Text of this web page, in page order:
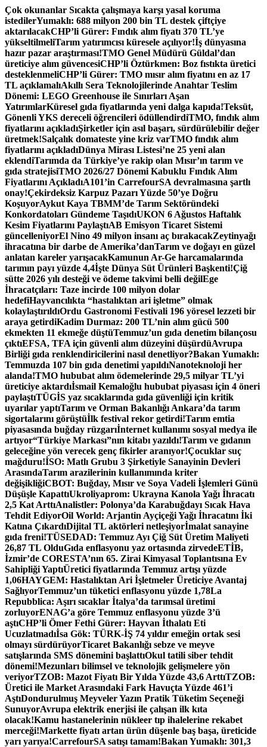
İçeriğe
atla
Çok okunanlar Sıcakta çalışmaya karşı yasal koruma
istedilerYumaklı: 688 milyon 200 bin TL destek çiftçiye
aktarılacakCHP’li Gürer: Fındık alım fiyatı 370 TL’ye
yükseltilmeliTarım yatırımcısı küresele açılıyor!İş dünyasına
hazır pazar araştırması!TMO Genel Müdürü Güldal’dan
üreticiye alım güvencesiCHP’li Öztürkmen: Boz fıstıkta üretici
desteklenmeliCHP’li Gürer: TMO mısır alım fiyatını en az 17
TL açıklamalıAkıllı Sera Teknolojilerinde Anahtar Teslim
Dönemi: LEGO Greenhouse ile Sınırları Aşan
YatırımlarKüresel gıda fiyatlarında yeni dalga kapıda!Teksüt,
Gönenli YKS dereceli öğrencileri ödüllendirdiTMO, fındık alım
fiyatlarını açıkladıŞirketler için asıl başarı, sürdürülebilir değer
üretmek!Salçalık domateste yine kriz varTMO fındık alım
fiyatlarını açıkladıDünya Mirası Listesi’ne 25 yeni alan
eklendiTarımda da Türkiye’ye rakip olan Mısır’ın tarım ve
gıda stratejisiTMO 2026/27 Dönemi Kabuklu Fındık Alım
Fiyatlarını AçıkladıA101’in CarrefourSA devralmasına şartlı
onay!Çekirdeksiz Karpuz Pazarı Yüzde 50’ye Doğru
KoşuyorAykut Kaya TBMM’de Tarım Sektöründeki
Konkordatoları Gündeme TaşıdıUKON 6 Ağustos Haftalık
Kesim Fiyatlarını PaylaştıAB Emisyon Ticaret Sistemi
güncelleniyorEl Nino 49 milyon insanı aç bırakacakZeytinyağı
ihracatına bir darbe de Amerika’danTarım ve doğayı en güzel
anlatan kareler yarışacakKamunun Ar-Ge harcamalarında
tarımın payı yüzde 4,4İşte Dünya Süt Ürünleri Başkenti!Çiğ
sütte 2026 yılı desteği ve ödeme takvimi belli değilEge
İhracatçıları: Taze incirde 100 milyon dolar
hedefiHayvancılıkta “hastalıktan ari işletme” olmak
kolaylaştırıldıOrdu Gastronomi Festivali 196 yöresel lezzeti bir
araya getirdiKadim Durmaz: 200 TL’nin alım gücü 500
ekmekten 11 ekmeğe düştüTemmuz’un gıda denetim bilançosu
çıktıEFSA, TFA için güvenli alım düzeyini düşürdüAvrupa
Birliği gıda renklendiricilerini nasıl denetliyor?Bakan Yumaklı:
Temmuzda 107 bin gıda denetimi yapıldıNanoteknoloji her
alanda!TMO hububat alım ödemelerinde 29,5 milyar TL’yi
üreticiye aktardıİsmail Kemaloğlu hububat piyasası için 4 öneri
paylaştıTÜGİS yaz sıcaklarında gıda güvenliği için kritik
uyarılar yaptıTarım ve Orman Bakanlığı Ankara’da tarım
sigortalarını görüştüİlk festival rekor getirdi!Tarım emtia
piyasasında buğday rüzgarıİnternet kullanımı sosyal medya ile
artıyor“Türkiye Markası”nın kitabı yazıldı!Tarım ve gıdanın
geleceğine yön verecek genç fikirler aranıyor!Çocuklar suç
mağduru!İSO: Matlı Grubu 3 Şirketiyle Sanayinin Devleri
ArasındaTarım arazilerinin kullanımında kriter
değişikliğiCBOT: Buğday, Mısır ve Soya Vadeli İşlemleri Günü
Düşüşle KapattıUkroliyaprom: Ukrayna Kanola Yağı İhracatı
2,5 Kat ArttıAnalistler: Polonya’da Karabuğdayı Sıcak Hava
Tehdit EdiyorOil World: Arjantin Ayçiçeği Yağı İhracatını İki
Katına ÇıkardıDijital TL aktörleri netleşiyorİmalat sanayine
gıda freni!TÜSEDAD: Temmuz Ayı Çiğ Süt Üretim Maliyeti
26,87 TL OlduGıda enflasyonu yaz ortasında zirvedeETİB,
İzmir’de CORESTA’nın 65. Zirai Kimyasal Toplantısına Ev
Sahipliği YaptıÜretici fiyatlarında Temmuz artışı yüzde
1,06HAYGEM: Hastalıktan Ari İşletmeler Üreticiye Avantaj
SağlıyorTemmuz’un tüketici enflasyonu yüzde 1,78La
Repubblica: Aşırı sıcaklar İtalya’da tarımsal üretimi
zorluyorENAG’a göre Temmuz enflasyonu yüzde 3’ü
aştıCHP’li Ömer Fethi Gürer: Hayvan İthalatı Eti
Ucuzlatmadıİsa Gök: TÜRK-İŞ 74 yıldır emeğin ortak sesi
olmayı sürdürüyorTicaret Bakanlığı sebze ve meyve
satışlarında SMS dönemini başlattıOkul tatili siber tehdit
dönemi!Mezunları bilimsel ve teknolojik gelişmelere yön
veriyorTZOB: Mazot Fiyatı Bir Yılda Yüzde 43,6 ArttıTZOB:
Üretici ile Market Arasındaki Fark Havuçta Yüzde 461’i
AştıDondurulmuş Meyveler Yazın Pratik Tüketim Seçeneği
SunuyorAvrupa elektrik enerjisi ile çalışan ilk kıta
olacak!Kamu hastanelerinin nükleer tıp ihalelerine rekabet
merceği!Markette fiyatı artan ürün düşenle baş başa, üreticide
yarı yarıya!CarrefourSA satışı tamam!Bakan Yumaklı: 301,3